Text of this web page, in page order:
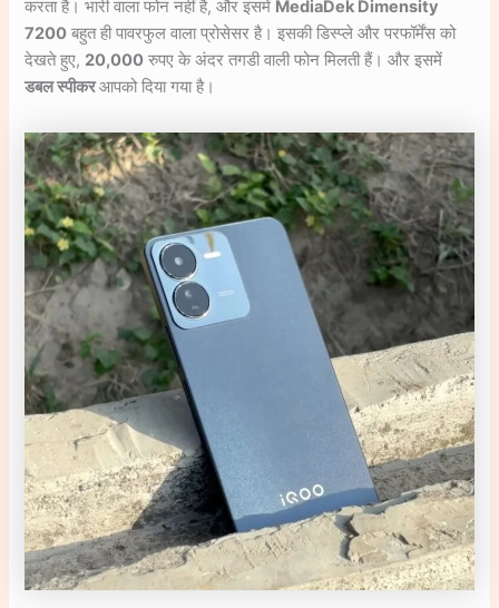
करता है। भारी वाला फोन नहीं है, और इसमें MediaDek Dimensity
7200 बहुत ही पावरफुल वाला प्रोसेसर है। इसकी डिस्प्ले और परफॉर्मेंस को
देखते हुए, 20,000 रुपए के अंदर तगडी वाली फोन मिलती हैं। और इसमें
डबल स्पीकरआपको दिया गया है।